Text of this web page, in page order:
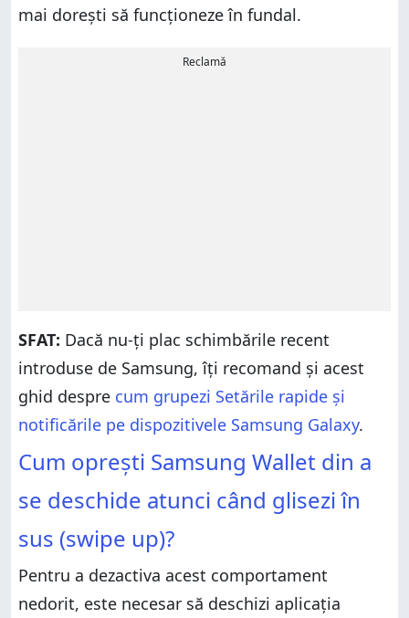
mai dorești să funcționeze în fundal.
Reclamă
SFAT: Dacă nu-ți plac schimbările recent
introduse de Samsung, îți recomand și acest
ghid despre cum grupezi Setările rapide și
notificările pe dispozitivele Samsung Galaxy.
Cum oprești Samsung Wallet din a
se deschide atunci când glisezi în
sus (swipe up)?
Pentru a dezactiva acest comportament
nedorit, este necesar să deschizi aplicația